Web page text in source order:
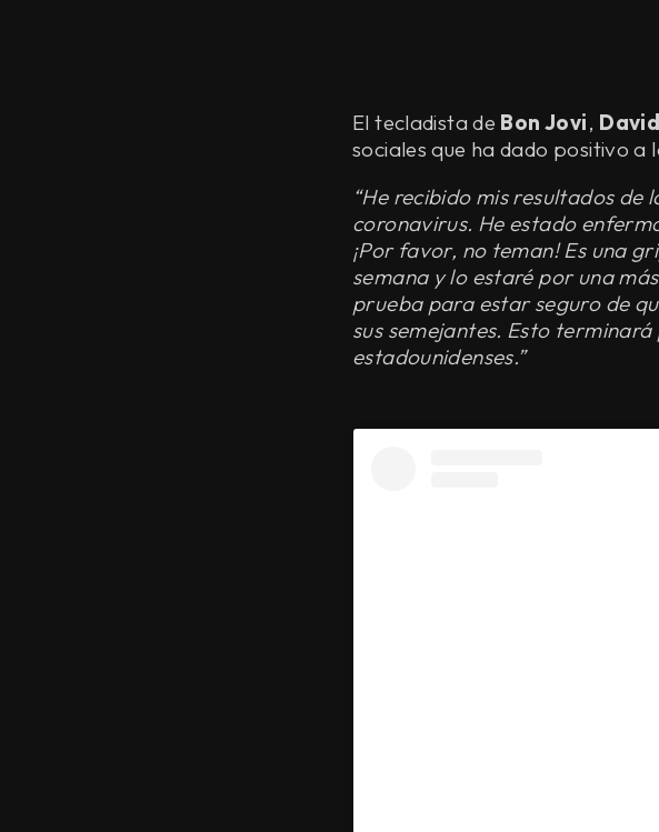
El tecladista de Bon Jovi,
sociales que ha dado positivo
“He recibido mis resultados
coronavirus. He estado
¡Por favor, no teman! Es una
semana y lo estaré por una
prueba para estar seguro de
sus semejantes. Esto
estadounidenses.”